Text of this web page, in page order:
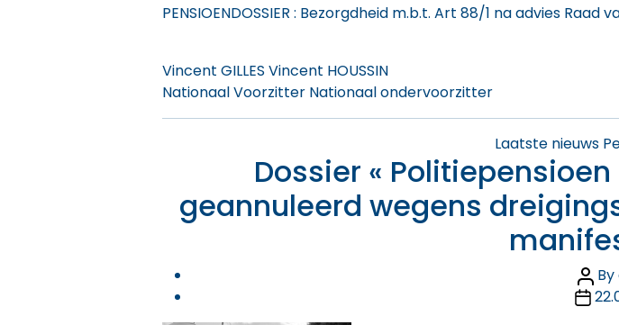
PENSIOENDOSSIER : Bezorgdheid m.b.t. Art 88/1 na advies Raad
Vincent GILLES Vincent HOUSSIN
Nationaal Voorzitter Nationaal ondervoorzitter
Laatste nieuws
Dossier «
geannuleerd wegens
PostBy
Post